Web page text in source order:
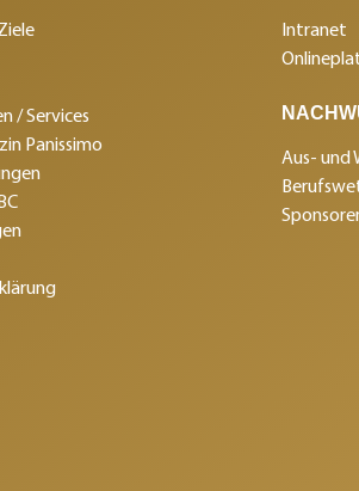
/ Services
Panissimo
Intranet
Aus- und